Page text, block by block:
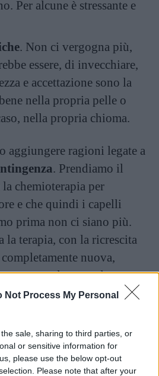
Not Process My Personal
sale, sharing to third parties, or
or sensitive information for
please use the below opt-out
Please note that after your
Per alcune è stressante e
. Non ci vergogna più,
essere, di invecchiare,
e accettazione sono la
nella propria pelle o
nella propria chioma.
aggiungere ragioni legate a
. Prendiamo il
la chemioterapia per
e che quindi i capelli
prima non ci siano più.
la terapia, con la ricrescita
nuova,
per tenerla naturale, con
.